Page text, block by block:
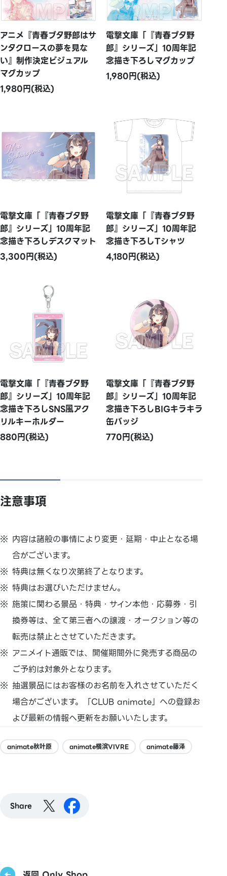
アニメ『青春ブタ野郎はサ
ンタクロースの夢を見な
い』制作決定ビジュアル
マグカップ
1,980円(税込)
電撃文庫「『青春ブタ野
郎』シリーズ」10周年記
念描き下ろしマグカップ
1,980円(税込)
電撃文庫「『青春ブタ野
郎』シリーズ」10周年記
念描き下ろしデスクマット
3,300円(税込)
電撃文庫「『青春ブタ野
郎』シリーズ」10周年記
念描き下ろしTシャツ
4,180円(税込)
電撃文庫「『青春ブタ野
郎』シリーズ」10周年記
念描き下ろしSNS風アク
リルキーホルダー
880円(税込)
電撃文庫「『青春ブタ野
郎』シリーズ」10周年記
念描き下ろしBIGキラキラ
缶バッジ
770円(税込)
注意事項
内容は諸般の事情により変更・延期・中止となる場
合がございます。
特典は無くなり次第終了となります。
特典はお選びいただけません。
施策に関わる景品・特典・サイン本他・応募券・引
換券等は、全て第三者への譲渡・オークション等の
転売は禁止とさせていただきます。
アニメイト通販では、開催期間外に発売する商品の
ご予約は対象外となります。
抽選景品にはお客様のお名前を入れさせていただく
場合がございます。「CLUB animate」への登録お
よび最新の情報へ更新をお願いいたします。
animate秋叶原 animate横滨VIVRE animate藤泽
Share